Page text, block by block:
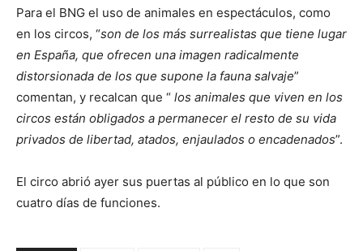
Para el BNG el uso de animales en espectáculos, como
en los circos, “son de los más surrealistas que tiene lugar
en España, que ofrecen una imagen radicalmente
distorsionada de los que supone la fauna salvaje”
comentan, y recalcan que “ los animales que viven en los
circos están obligados a permanecer el resto de su vida
privados de libertad, atados, enjaulados o encadenados”.
El circo abrió ayer sus puertas al público en lo que son
cuatro días de funciones.